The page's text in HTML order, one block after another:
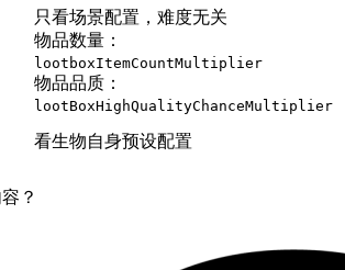
只看场景配置，难度无关
物品数量：
lootboxItemCountMultiplier
物品品质：
lootBoxHighQualityChanceMultiplier
看生物自身预设配置
？